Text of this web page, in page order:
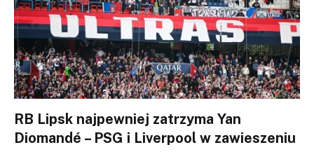
RB Lipsk najpewniej zatrzyma Yan
Diomandé – PSG i Liverpool w zawieszeniu